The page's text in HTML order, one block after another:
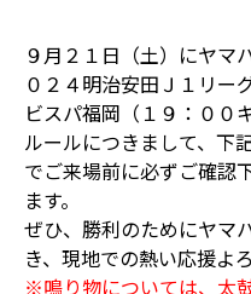
９月２１日（土）にヤマ
０２４明治安田Ｊ１リ
ビスパ福岡（１９：００
ルールにつきまして、下
でご来場前に必ずご確認
ます。
ぜひ、勝利のためにヤマ
き、現地での熱い応援よ
※鳴り物については、太